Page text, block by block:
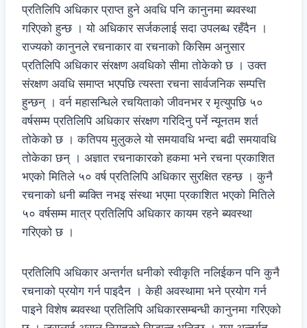
प्रतिलिपि अधिकार प्राप्त हुने अवधि पनि कानुनमा ब्यवस्था
गरिएको हुन्छ । यो अधिकार सर्जकलाई सदा उपलब्ध रहँदैन ।
राज्यको कानुनले रचनाकार वा रचनाको किसिम अनुसार
प्रतिलिपि अधिकार संरक्षण अवधिको सीमा तोकेको छ । उक्त
संरक्षण अवधि समाप्त भएपछि त्यस्ता रचना सार्वजनिक सम्पत्ति
हुन्छन् । वर्न महासन्धिले रचयिताको जीवनभर र मृत्युपछि ५०
वर्षसम्म प्रतिलिपि अधिकार संरक्षण गरिदिनु पर्ने न्यूनतम शर्त
तोकेको छ । कतिपय मुलुकले यो समयावधि भन्दा बढी समयावधि
तोकेका छन् । अज्ञात रचनाकारको हकमा भने रचना प्रकाशित
भएको मितिले ५० वर्ष प्रतिलिपि अधिकार सुरक्षित रहन्छ । कुनै
रचनाको धनी ब्यक्ति नभइ संस्था भएमा प्रकाशित भएको मितिले
५० वर्षसम्म मात्र प्रतिलिपि अधिकार कायम रहने ब्यवस्था
गरिएको छ ।
प्रतिलिपि अधिकार अन्तर्गत धनीको स्वीकृति नलिईकन पनि कुनै
रचनाको प्रयोग गर्न पाइदैन । केही अवस्थामा भने प्रयोग गर्न
पाइने विशेष ब्यवस्था प्रतिलिपि अधिकारसम्बन्धी कानुनमा गरिएको